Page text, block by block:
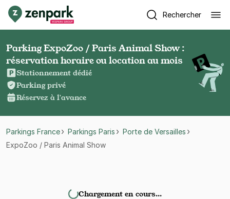
Rechercher
Parking ExpoZoo / Paris Animal Show :
réservation horaire ou location au mois
Stationnement dédié
Parking privé
Réservez à l'avance
Parkings France Parkings Paris
Porte de Versailles
ExpoZoo / Paris Animal Show
Chargement en cours…